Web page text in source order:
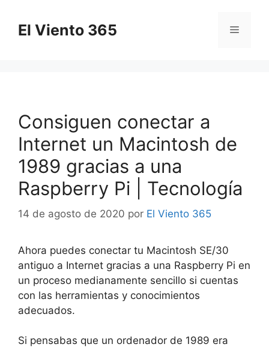
contenido
El Viento 365 Menú
Consiguen conectar a
Internet un Macintosh de
1989 gracias a una
Raspberry Pi | Tecnología
14 de agosto de 2020 por El Viento 365
Ahora puedes conectar tu Macintosh SE/30
antiguo a Internet gracias a una Raspberry Pi en
un proceso medianamente sencillo si cuentas
con las herramientas y conocimientos
adecuados.
Si pensabas que un ordenador de 1989 era